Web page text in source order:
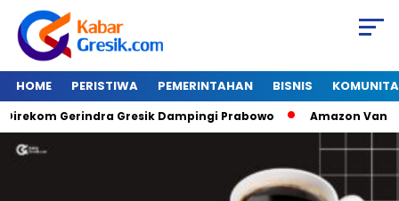
HOME PERISTIWA PEMERINTAHAN BISNIS
Gerindra Gresik Dampingi Prabowo Amazon Van Java